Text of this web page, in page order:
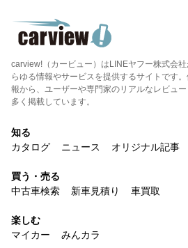
carview!（カービュー）はLINEヤフー株式会
らゆる情報やサービスを提供するサイトです
報から、ユーザーや専門家のリアルなレビュ
多く掲載しています。
知る
カタログ
ニュース オリジナル記事
買う・売る
中古車検索
新車見積り 車買取
楽しむ
マイカー
みんカラ